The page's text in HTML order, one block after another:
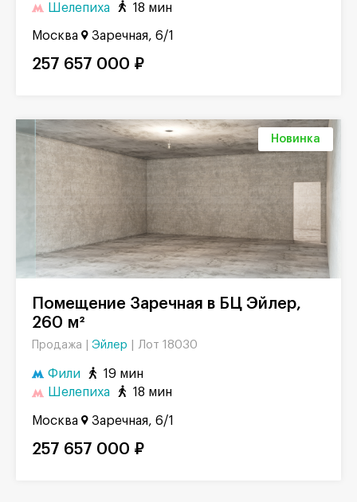
Шелепиха
18 мин
Москва Заречная, 6/1
257 657 000 ₽
Новинка
260 м²
Продажа | Эйлер Лот 18030
Фили
19 мин
Шелепиха
18 мин
Москва Заречная, 6/1
257 657 000 ₽